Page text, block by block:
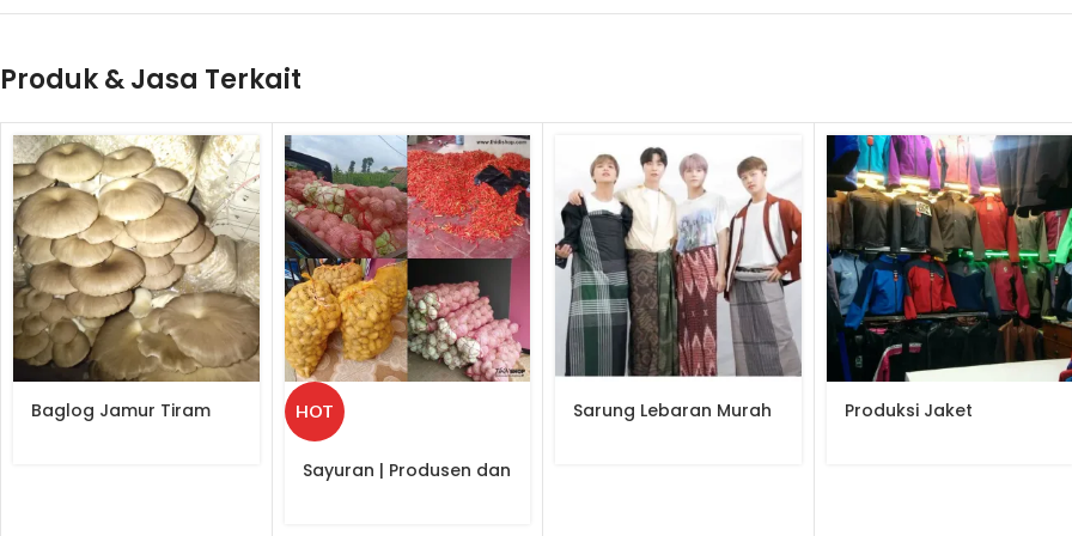
Produk & Jasa Terkait
Baglog Jamur Tiram
HOT
Sayuran | Produsen dan
Sarung Lebaran Murah
Produksi Jaket